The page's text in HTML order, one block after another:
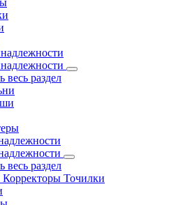
весь раздел
весь раздел
Корректоры Точилки